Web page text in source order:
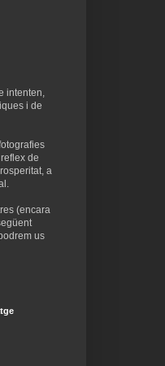
intenten,
i de
de
a
(encara
us